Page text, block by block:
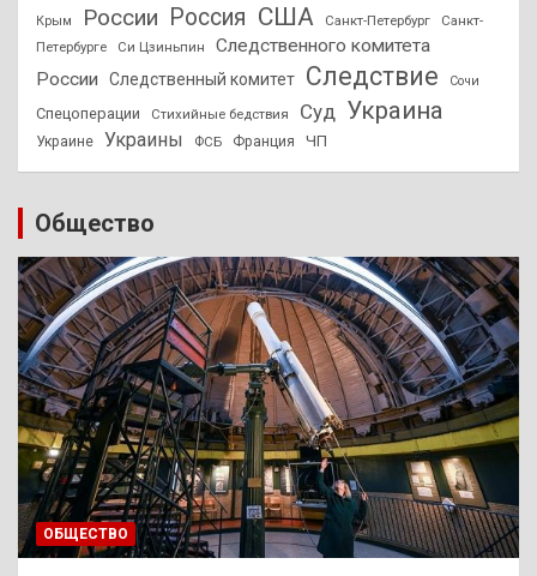
Крым России Россия США Санкт-Петербург
Санкт-
Петербурге
Си Цзиньпин
Следственного комитета
России
Следственный комитет Следствие Сочи
Спецоперации Стихийные бедствия Суд Украина
Украине Украины ФСБ Франция ЧП
Общество
ОБЩЕСТВО